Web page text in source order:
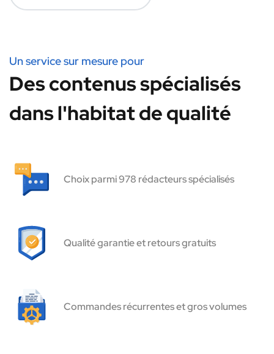
Un service sur mesure pour
Des contenus spécialisés
dans l'habitat de qualité
Choix parmi 978 rédacteurs spécialisés
Qualité garantie et retours gratuits
Commandes récurrentes et gros volumes